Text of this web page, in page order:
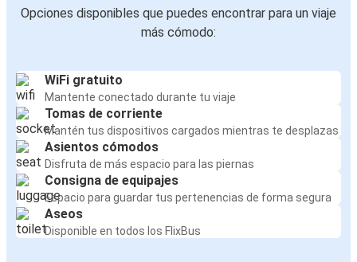
Opciones disponibles que puedes encontrar para un viaje
más cómodo:
WiFi gratuito
Mantente conectado durante tu viaje
Tomas de corriente
Mantén tus dispositivos cargados mientras te desplazas
Asientos cómodos
Disfruta de más espacio para las piernas
Consigna de equipajes
Espacio para guardar tus pertenencias de forma segura
Aseos
Disponible en todos los FlixBus